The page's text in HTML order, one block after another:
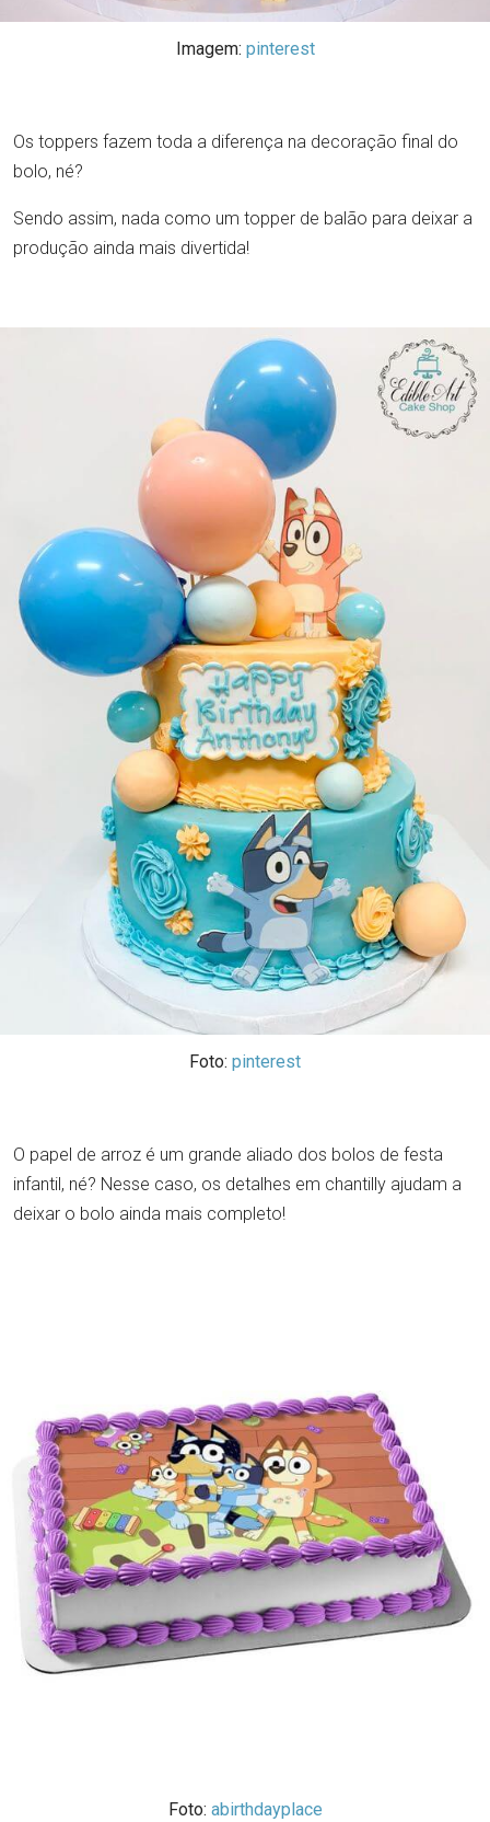
Imagem: pinterest
Os toppers fazem toda a diferença na decoração final do
bolo, né?
Sendo assim, nada como um topper de balão para deixar a
produção ainda mais divertida!
Foto: pinterest
O papel de arroz é um grande aliado dos bolos de festa
infantil, né? Nesse caso, os detalhes em chantilly ajudam a
deixar o bolo ainda mais completo!
Foto: abirthdayplace